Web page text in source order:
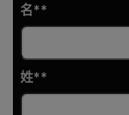
名*
姓*